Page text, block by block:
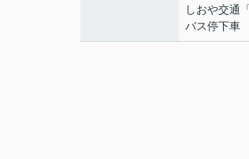
しおや交通
バス停下車